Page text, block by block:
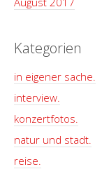
Kategorien
in eigener sache.
interview.
konzertfotos.
natur und stadt.
reise.